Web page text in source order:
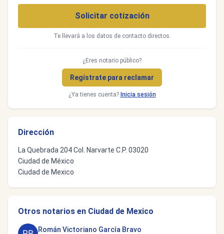
Solicitar cotización
Te llevará a los datos de contacto directos.
¿Eres notario público?
Regístrate para reclamar
¿Ya tienes cuenta? Inicia sesión
Dirección
La Quebrada 204 Col. Narvarte C.P. 03020
Ciudad de México
Ciudad de Mexico
Otros notarios en Ciudad de Mexico
Román Victoriano García Bravo